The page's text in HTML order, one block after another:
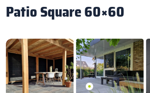
Patio Square 60×60